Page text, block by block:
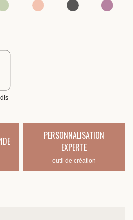
PERSONNALISATION
EXPERTE
outil de création